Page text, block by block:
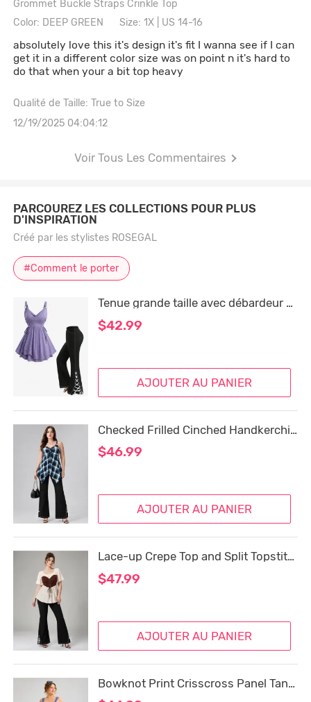
Grommet Buckle Straps Crinkle Top
Color: DEEP GREEN
Size: 1X | US 14-16
absolutely love this it's design it's fit I wanna see if I can
get it in a different color size was on point n it's hard to
do that when your a bit top heavy
Qualité de Taille: True to Size
12/19/2025 04:04:12
Voir Tous Les Commentaires
PARCOUREZ LES COLLECTIONS POUR PLUS
D'INSPIRATION
Créé par les stylistes ROSEGAL
#Comment le porter
Tenue grande taille avec débardeur chiné à volants et lacets à anneaux et poches à œillets fendus et surpiqûres, pantalon évasé
$42.99
AJOUTER AU PANIER
Checked Frilled Cinched Handkerchief Hem Top and Lace Up Split Flare Pants Plus Size Outfit
$46.99
AJOUTER AU PANIER
Lace-up Crepe Top and Split Topstitching Pockets Flare Pants Plus Size Outfit
$47.99
AJOUTER AU PANIER
Bowknot Print Crisscross Panel Tank Top and Split Lace Up Side Topstitching Flare Pants Plus Size Outfit